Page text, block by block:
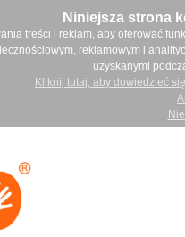
Niniejsza strona
treści i reklam, aby oferować
reklamowym i
uzyskanymi
Kliknij tutaj, aby dowiedzieć